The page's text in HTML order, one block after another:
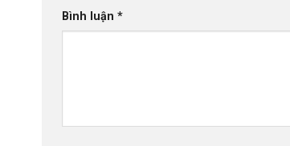
Bình luận *